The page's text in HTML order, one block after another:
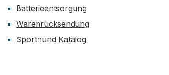
Batterieentsorgung
Warenrücksendung
Sporthund Katalog